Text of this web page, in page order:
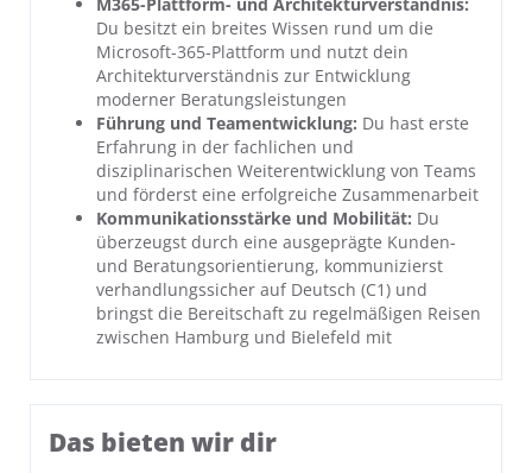
M365-Plattform- und Architekturverständnis:
Du besitzt ein breites Wissen rund um die
Microsoft-365-Plattform und nutzt dein
Architekturverständnis zur Entwicklung
moderner Beratungsleistungen
Führung und Teamentwicklung: Du hast erste
Erfahrung in der fachlichen und
disziplinarischen Weiterentwicklung von Teams
und förderst eine erfolgreiche Zusammenarbeit
Kommunikationsstärke und Mobilität: Du
überzeugst durch eine ausgeprägte Kunden-
und Beratungsorientierung, kommunizierst
verhandlungssicher auf Deutsch (C1) und
bringst die Bereitschaft zu regelmäßigen Reisen
zwischen Hamburg und Bielefeld mit
Das bieten wir dir